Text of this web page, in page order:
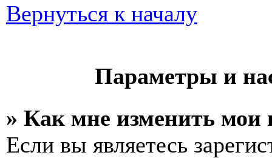
Вернуться к началу
Параметры и
» Как мне изменить мои
Если вы являетесь